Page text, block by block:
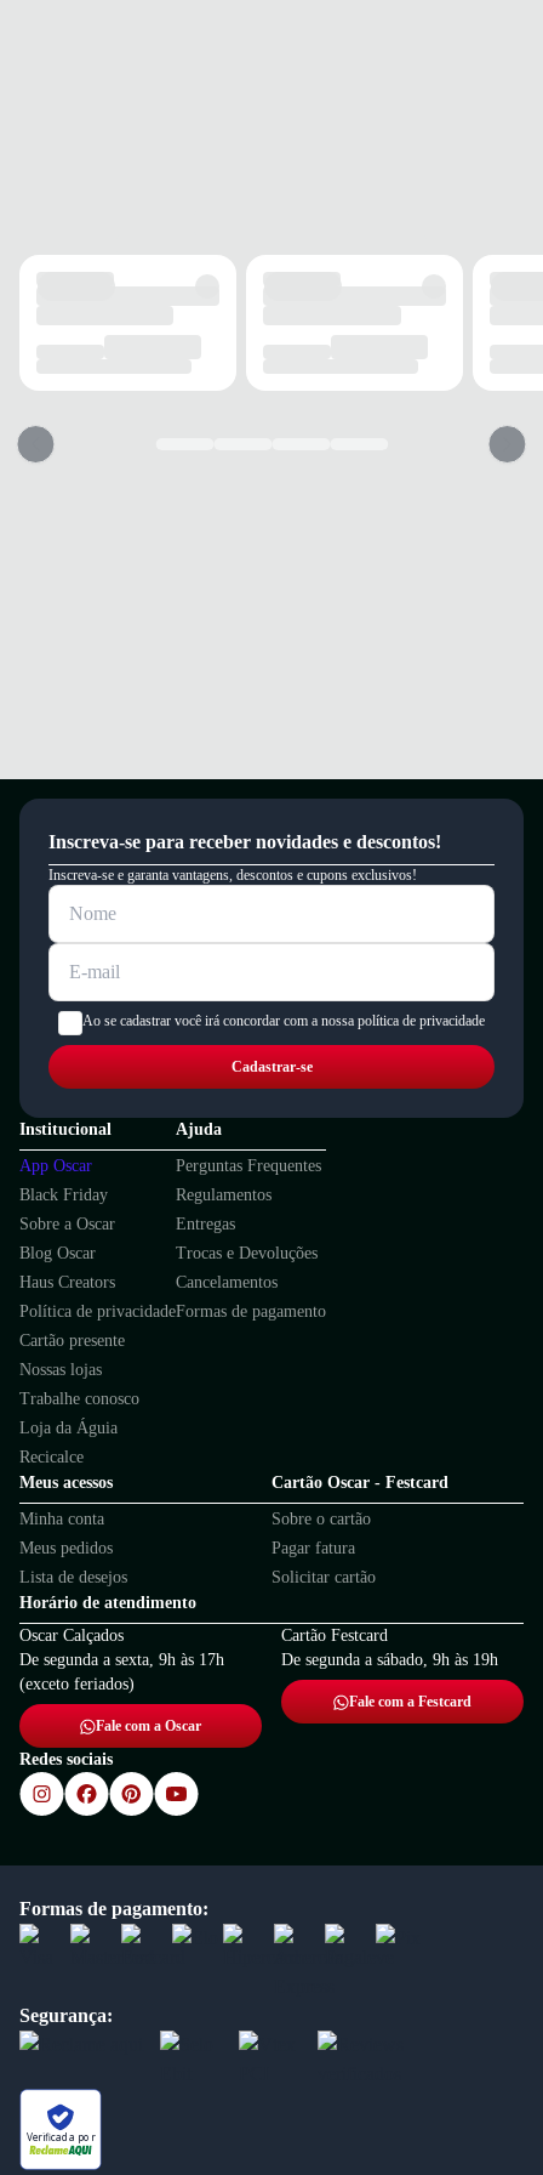
Inscreva-se para receber novidades e descontos!
Inscreva-se e garanta vantagens, descontos e cupons exclusivos!
Ao se cadastrar você irá concordar com a nossa política de privacidade
Cadastrar-se
Institucional
App Oscar
Black Friday
Sobre a Oscar
Blog Oscar
Haus Creators
Política de privacidade
Cartão presente
Nossas lojas
Trabalhe conosco
Loja da Águia
Recicalce
Ajuda
Perguntas Frequentes
Regulamentos
Entregas
Trocas e Devoluções
Cancelamentos
Formas de pagamento
Meus acessos
Minha conta
Meus pedidos
Lista de desejos
Cartão Oscar - Festcard
Sobre o cartão
Pagar fatura
Solicitar cartão
Horário de atendimento
Oscar Calçados
De segunda a sexta, 9h às 17h
(exceto feriados)
Fale com a Oscar
Cartão Festcard
De segunda a sábado, 9h às 19h
Fale com a Festcard
Redes sociais
Formas de pagamento:
Segurança:
Verificada por